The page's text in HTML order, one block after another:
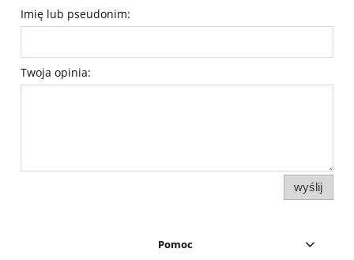
Imię lub pseudonim:
Twoja opinia:
wyślij
Pomoc